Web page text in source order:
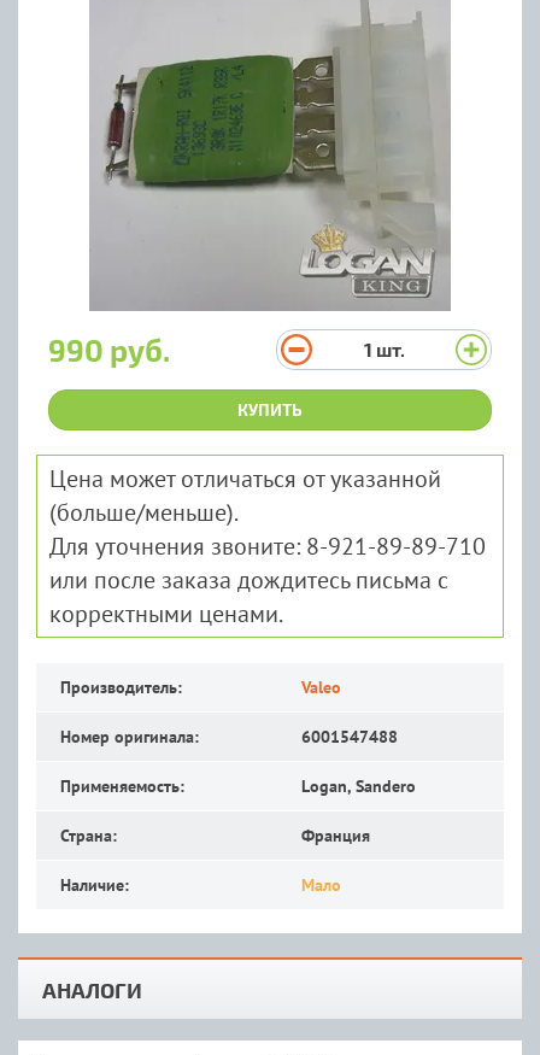
990 руб. 1 шт.
КУПИТЬ
Цена может отличаться от указанной
(больше/меньше).
Для уточнения звоните: 8-921-89-89-710
или после заказа дождитесь письма с
корректными ценами.
Производитель: Valeo
Номер оригинала: 6001547488
Применяемость: Logan, Sandero
Страна: Франция
Наличие: Мало
АНАЛОГИ